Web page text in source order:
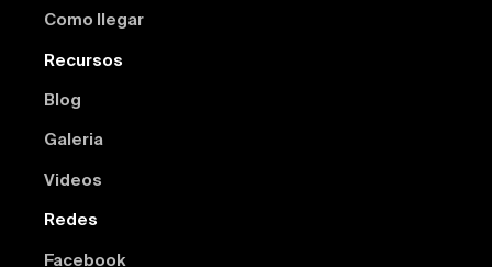
Como llegar
Recursos
Blog
Galeria
Videos
Redes
Facebook